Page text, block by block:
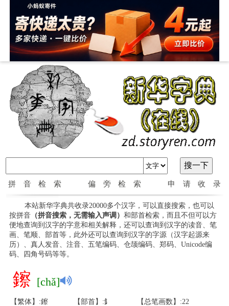
拼音检索 偏旁检索 申请收录
本站新华字典共收录20000多个汉字，可以直接搜索，也可以
按拼音（拼音搜索，无需输入声调） 和部首检索，而且不但可以方
便地查询到汉字的字意和相关解释，还可以查询到汉字的读音、笔
画、笔顺、部首等，此外还可以查询到汉字的字源（汉字起源来
历）、真人发音、注音、五笔编码、仓颉编码、郑码、Unicode编
码、四角号码等等。
鑔 [chǎ]
【繁体】:鑔 【部首】:釒 【总笔画数】:22